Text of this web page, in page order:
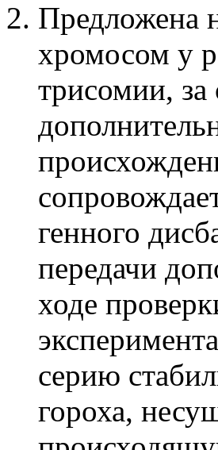
Предложена
хромосом у
трисомии, за
генного
передачи
ходе
серию
гороха,